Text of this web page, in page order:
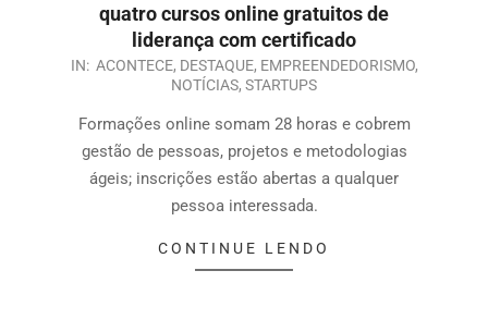
quatro cursos online gratuitos de
liderança com certificado
IN: ACONTECE, DESTAQUE, EMPREENDEDORISMO,
NOTÍCIAS, STARTUPS
Formações online somam 28 horas e cobrem
gestão de pessoas, projetos e metodologias
ágeis; inscrições estão abertas a qualquer
pessoa interessada.
CONTINUE LENDO